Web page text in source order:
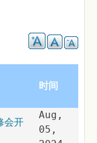
时间
会开
Aug,
05,